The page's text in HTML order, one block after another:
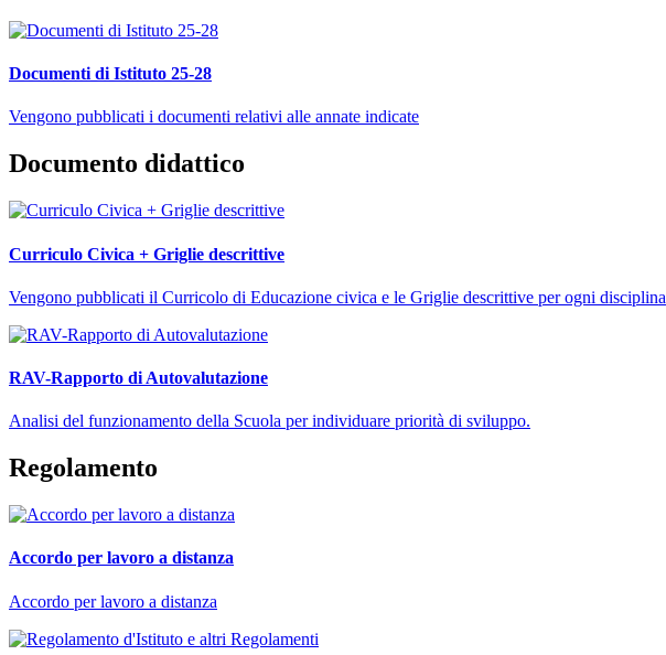
Documenti di Istituto 25-28
Vengono pubblicati i documenti relativi alle annate indicate
Documento didattico
Curriculo Civica + Griglie descrittive
Vengono pubblicati il Curricolo di Educazione civica e le Griglie descrittive per ogni disciplina
RAV-Rapporto di Autovalutazione
Analisi del funzionamento della Scuola per individuare priorità di sviluppo.
Regolamento
Accordo per lavoro a distanza
Accordo per lavoro a distanza